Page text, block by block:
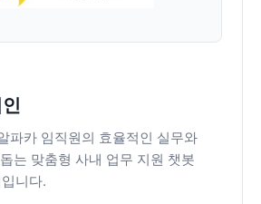
파카 임직원의 효율적인 실무와
는 맞춤형 사내 업무 지원 챗봇
니다.